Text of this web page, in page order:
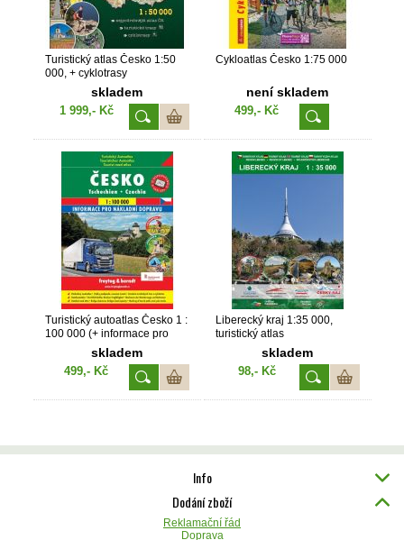
Turistický atlas Česko 1:50
000, + cyklotrasy
skladem
1 999,- Kč
Cykloatlas Česko 1:75 000
není skladem
499,- Kč
Turistický autoatlas Česko 1 :
100 000 (+ informace pro
nákladní dopravu)
skladem
499,- Kč
Liberecký kraj 1:35 000,
turistický atlas
skladem
98,- Kč
Info
Dodání zboží
Reklamační řád
Doprava